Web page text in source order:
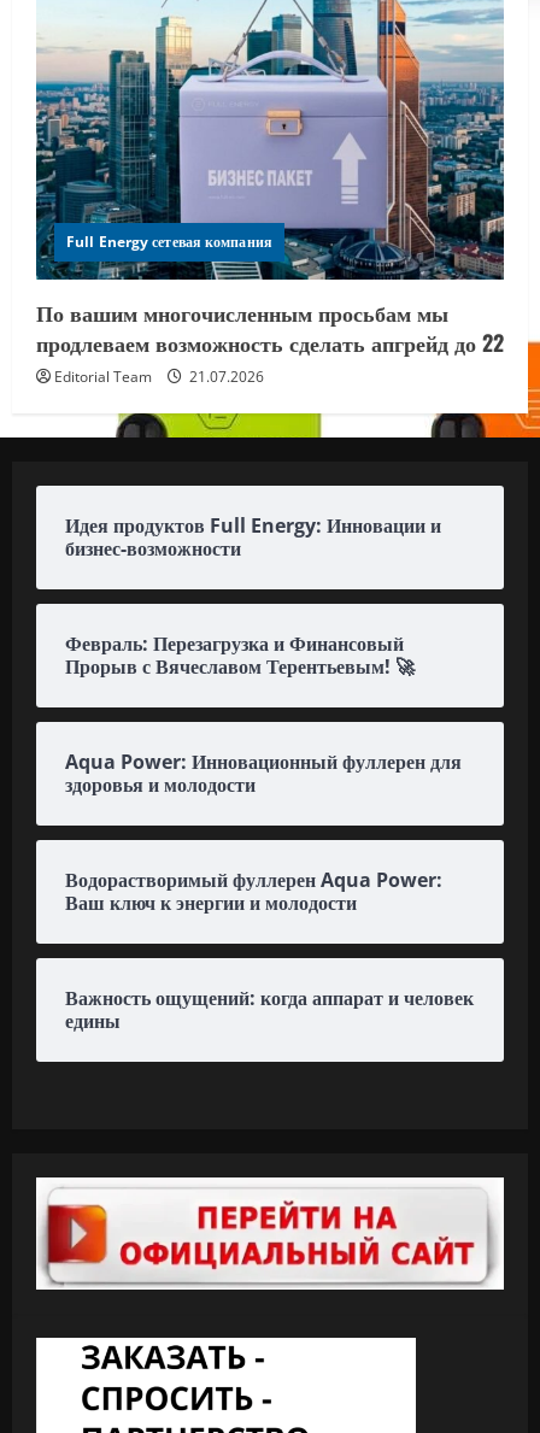
Full Energy сетевая компания
По вашим многочисленным просьбам мы
продлеваем возможность сделать апгрейд до 22
Editorial Team 21.07.2026
Идея продуктов Full Energy: Инновации и
бизнес-возможности
Февраль: Перезагрузка и Финансовый
Прорыв с Вячеславом Терентьевым! 🚀
Aqua Power: Инновационный фуллерен для
здоровья и молодости
Водорастворимый фуллерен Aqua Power:
Ваш ключ к энергии и молодости
Важность ощущений: когда аппарат и человек
едины